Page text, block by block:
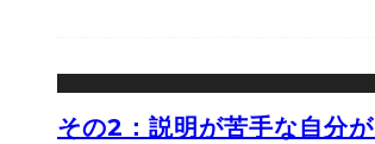
その2：説明が苦手な自分